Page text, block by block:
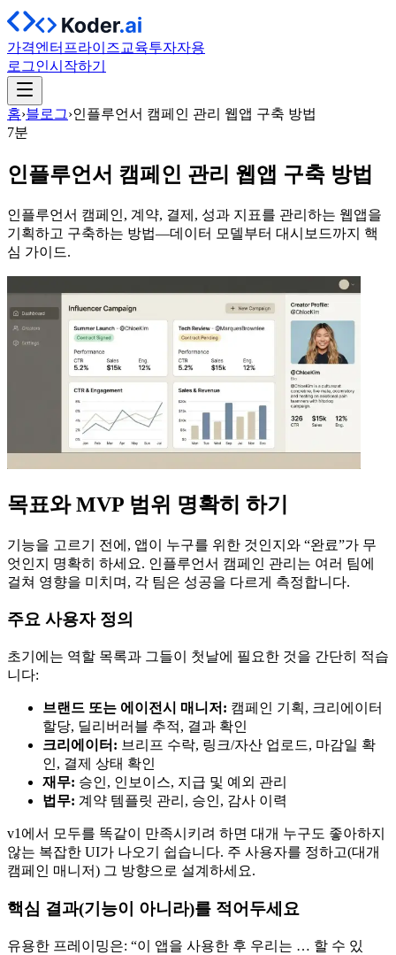
가격엔터프라이즈교육투자자용
로그인시작하기
홈›블로그›인플루언서 캠페인 관리 웹앱 구축 방법
7분
인플루언서 캠페인 관리 웹앱 구축 방법
인플루언서 캠페인, 계약, 결제, 성과 지표를 관리하는 웹앱을
기획하고 구축하는 방법—데이터 모델부터 대시보드까지 핵
심 가이드.
목표와 MVP 범위 명확히 하기
기능을 고르기 전에, 앱이 누구를 위한 것인지와 “완료”가 무
엇인지 명확히 하세요. 인플루언서 캠페인 관리는 여러 팀에
걸쳐 영향을 미치며, 각 팀은 성공을 다르게 측정합니다.
주요 사용자 정의
초기에는 역할 목록과 그들이 첫날에 필요한 것을 간단히 적습
니다:
브랜드 또는 에이전시 매니저: 캠페인 기획, 크리에이터
할당, 딜리버러블 추적, 결과 확인
크리에이터: 브리프 수락, 링크/자산 업로드, 마감일 확
인, 결제 상태 확인
재무: 승인, 인보이스, 지급 및 예외 관리
법무: 계약 템플릿 관리, 승인, 감사 이력
v1에서 모두를 똑같이 만족시키려 하면 대개 누구도 좋아하지
않는 복잡한 UI가 나오기 쉽습니다. 주 사용자를 정하고(대개
캠페인 매니저) 그 방향으로 설계하세요.
핵심 결과(기능이 아니라)를 적어두세요
유용한 프레이밍은: “이 앱을 사용한 후 우리는 … 할 수 있